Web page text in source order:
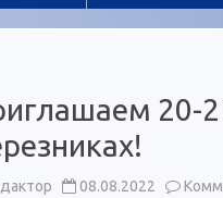
20-
08.08.2022